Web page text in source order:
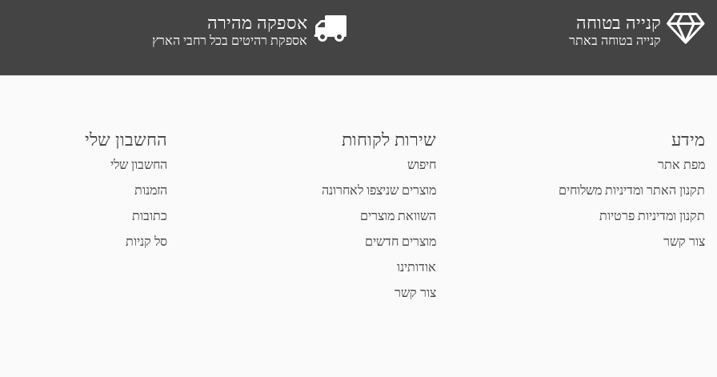
קנייה בטוחה
קנייה בטוחה באתר
אספקה מהירה
אספקת רהיטים בכל רחבי הארץ
מידע
מפת אתר
תקנון האתר ומדיניות משלוחים
תקנון ומדיניות פרטיות
צור קשר
שירות לקוחות
חיפוש
מוצרים שניצפו לאחרונה
השוואת מוצרים
מוצרים חדשים
אודותינו
צור קשר
החשבון שלי
החשבון שלי
הזמנות
כתובות
סל קניות